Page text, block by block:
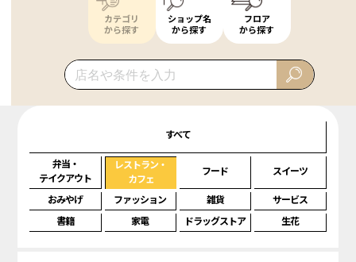
カテゴリ
から探す
ショップ名
から探す
フロア
から探す
すべて
弁当・
テイクアウト
レストラン・
カフェ
フード スイーツ
おみやげ ファッション 雑貨
サービス
書籍
家電 ドラッグストア 生花